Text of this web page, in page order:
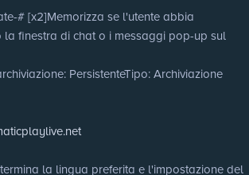
# [x2]Memorizza se l'utente abbia
la finestra di chat o i messaggi pop-up sul
: PersistenteTipo: Archiviazione
la lingua preferita e l'impostazione del